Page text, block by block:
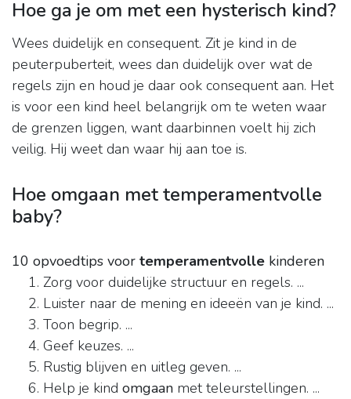
Hoe ga je om met een hysterisch kind?
Wees duidelijk en consequent. Zit je kind in de
peuterpuberteit, wees dan duidelijk over wat de
regels zijn en houd je daar ook consequent aan. Het
is voor een kind heel belangrijk om te weten waar
de grenzen liggen, want daarbinnen voelt hij zich
veilig. Hij weet dan waar hij aan toe is.
Hoe omgaan met temperamentvolle
baby?
10 opvoedtips voor temperamentvolle kinderen
Zorg voor duidelijke structuur en regels. ...
Luister naar de mening en ideeën van je kind. ...
Toon begrip. ...
Geef keuzes. ...
Rustig blijven en uitleg geven. ...
Help je kind omgaan met teleurstellingen. ...